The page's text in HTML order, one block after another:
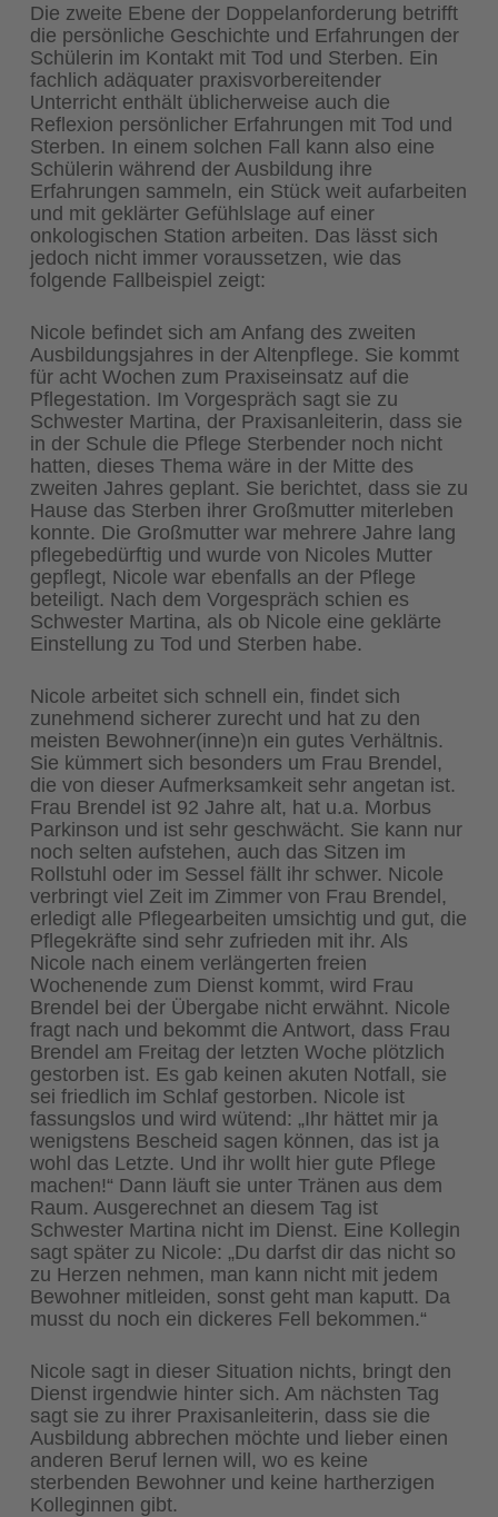
Die zweite Ebene der Doppelanforderung betrifft
die persönliche Geschichte und Erfahrungen der
Schülerin im Kontakt mit Tod und Sterben. Ein
fachlich adäquater praxisvorbereitender
Unterricht enthält üblicherweise auch die
Reflexion persönlicher Erfahrungen mit Tod und
Sterben. In einem solchen Fall kann also eine
Schülerin während der Ausbildung ihre
Erfahrungen sammeln, ein Stück weit aufarbeiten
und mit geklärter Gefühlslage auf einer
onkologischen Station arbeiten. Das lässt sich
jedoch nicht immer voraussetzen, wie das
folgende Fallbeispiel zeigt:
Nicole befindet sich am Anfang des zweiten
Ausbildungsjahres in der Altenpflege. Sie kommt
für acht Wochen zum Praxiseinsatz auf die
Pflegestation. Im Vorgespräch sagt sie zu
Schwester Martina, der Praxisanleiterin, dass sie
in der Schule die Pflege Sterbender noch nicht
hatten, dieses Thema wäre in der Mitte des
zweiten Jahres geplant. Sie berichtet, dass sie zu
Hause das Sterben ihrer Großmutter miterleben
konnte. Die Großmutter war mehrere Jahre lang
pflegebedürftig und wurde von Nicoles Mutter
gepflegt, Nicole war ebenfalls an der Pflege
beteiligt. Nach dem Vorgespräch schien es
Schwester Martina, als ob Nicole eine geklärte
Einstellung zu Tod und Sterben habe.
Nicole arbeitet sich schnell ein, findet sich
zunehmend sicherer zurecht und hat zu den
meisten Bewohner(inne)n ein gutes Verhältnis.
Sie kümmert sich besonders um Frau Brendel,
die von dieser Aufmerksamkeit sehr angetan ist.
Frau Brendel ist 92 Jahre alt, hat u.a. Morbus
Parkinson und ist sehr geschwächt. Sie kann nur
noch selten aufstehen, auch das Sitzen im
Rollstuhl oder im Sessel fällt ihr schwer. Nicole
verbringt viel Zeit im Zimmer von Frau Brendel,
erledigt alle Pflegearbeiten umsichtig und gut, die
Pflegekräfte sind sehr zufrieden mit ihr. Als
Nicole nach einem verlängerten freien
Wochenende zum Dienst kommt, wird Frau
Brendel bei der Übergabe nicht erwähnt. Nicole
fragt nach und bekommt die Antwort, dass Frau
Brendel am Freitag der letzten Woche plötzlich
gestorben ist. Es gab keinen akuten Notfall, sie
sei friedlich im Schlaf gestorben. Nicole ist
fassungslos und wird wütend: „Ihr hättet mir ja
wenigstens Bescheid sagen können, das ist ja
wohl das Letzte. Und ihr wollt hier gute Pflege
machen!“ Dann läuft sie unter Tränen aus dem
Raum. Ausgerechnet an diesem Tag ist
Schwester Martina nicht im Dienst. Eine Kollegin
sagt später zu Nicole: „Du darfst dir das nicht so
zu Herzen nehmen, man kann nicht mit jedem
Bewohner mitleiden, sonst geht man kaputt. Da
musst du noch ein dickeres Fell bekommen.“
Nicole sagt in dieser Situation nichts, bringt den
Dienst irgendwie hinter sich. Am nächsten Tag
sagt sie zu ihrer Praxisanleiterin, dass sie die
Ausbildung abbrechen möchte und lieber einen
anderen Beruf lernen will, wo es keine
sterbenden Bewohner und keine hartherzigen
Kolleginnen gibt.